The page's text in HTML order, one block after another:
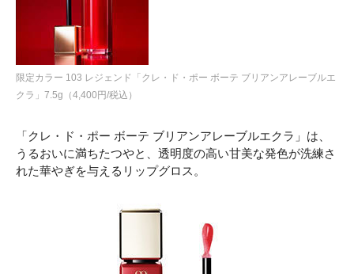
限定カラー 103 レジェンド「クレ・ド・ポー ボーテ ブリアンアレーブルエ
クラ」7.5g（4,400円/税込）
「クレ・ド・ポー ボーテ ブリアンアレーブルエクラ」は、
うるおいに満ちたつやと、透明度の高い甘美な発色が洗練さ
れた華やぎを与えるリップグロス。